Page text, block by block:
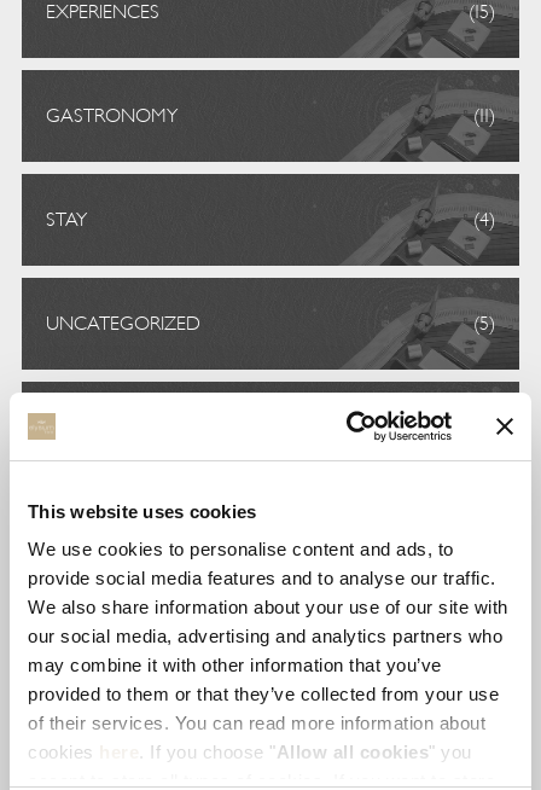
This website uses cookies
We use cookies to personalise content and ads, to
provide social media features and to analyse our traffic.
We also share information about your use of our site with
our social media, advertising and analytics partners who
may combine it with other information that you’ve
provided to them or that they’ve collected from your use
of their services. You can read more information about
cookies
. If you choose "Allow all cookies" you
EXPERIENCES (15)
GASTRONOMY (11)
STAY (4)
UNCATEGORIZED (5)
VOLUNTEERISM
awards environment foodies
gastronomy resposibletravel